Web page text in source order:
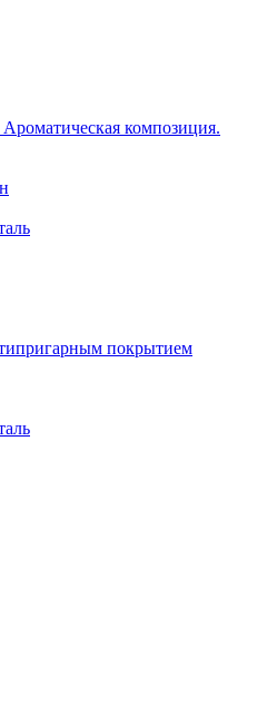
композиция.
покрытием